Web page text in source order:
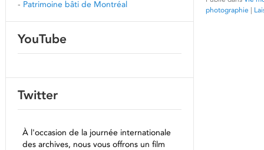
photographie |
- Patrimoine bâti de Montréal
YouTube
Twitter
À l'occasion de la journée internationale
des archives, nous vous offrons un film